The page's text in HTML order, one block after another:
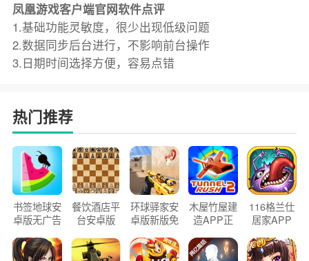
凤凰游戏客户端官网软件点评
1.基础功能灵敏度，很少出现低级问题
2.数据同步后台进行，不影响前台操作
3.日期时间选择方便，容易点错
热门推荐
书签地球安
卓版无广告
餐饮酒店平
台安卓版
环球驿家安
卓版新版免
木屋竹屋建
造APP正
116格兰仕
居家APP